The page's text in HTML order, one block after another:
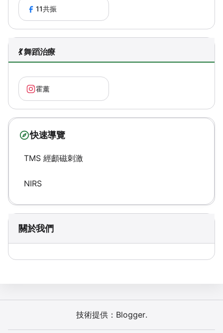
11共振
💃 舞蹈治療
霍薰
快速導覽
TMS 經顱磁刺激
NIRS
關於我們
技術提供： Blogger.